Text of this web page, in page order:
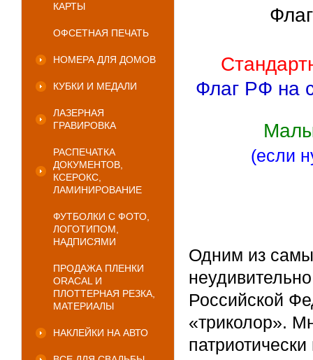
КАРТЫ
ОФСЕТНАЯ ПЕЧАТЬ
НОМЕРА ДЛЯ ДОМОВ
КУБКИ И МЕДАЛИ
ЛАЗЕРНАЯ
ГРАВИРОВКА
РАСПЕЧАТКА
ДОКУМЕНТОВ,
КСЕРОКС,
ЛАМИНИРОВАНИЕ
ФУТБОЛКИ С ФОТО,
ЛОГОТИПОМ,
НАДПИСЯМИ
ПРОДАЖА ПЛЕНКИ
ORACAL И
ПЛОТТЕРНАЯ РЕЗКА,
МАТЕРИАЛЫ
НАКЛЕЙКИ НА АВТО
Флаг РФ на
(если
Одним из
Российской
«триколор».